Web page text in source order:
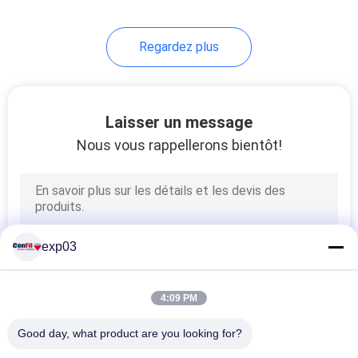
Machine de
rotatoire
Regardez plus
Laisser un message
Nous vous rappellerons bientôt!
exp03
4:09 PM
Good day, what product are you looking for?